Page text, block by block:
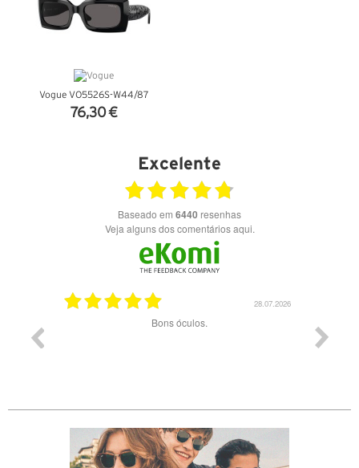
Vogue VO5526S-W44/87
76,30 €
Excelente
Baseado em 6440 resenhas
Veja alguns dos comentários aqui.
28.07.2026
Bons óculos.